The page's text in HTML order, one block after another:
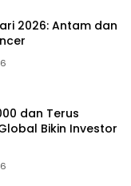
2026: Antam dan
dan Terus
Bikin Investor